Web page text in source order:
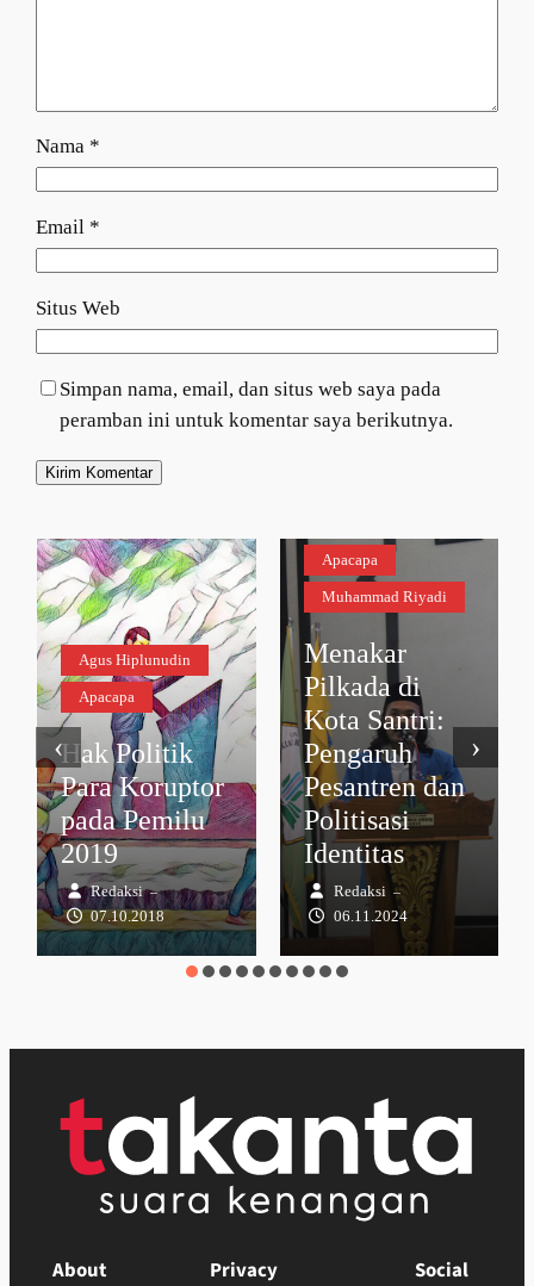
Nama *
Email *
Situs Web
Simpan nama, email, dan situs web saya pada
peramban ini untuk komentar saya berikutnya.
Agus Hiplunudin
Apacapa
Hak Politik
Para Koruptor
pada Pemilu
2019
Redaksi –
07.10.2018
Apacapa
Muhammad Riyadi
Menakar
Pilkada di
Kota Santri:
Pengaruh
Pesantren dan
Politisasi
Identitas
Redaksi –
06.11.2024
‹ ›
About Privacy Social